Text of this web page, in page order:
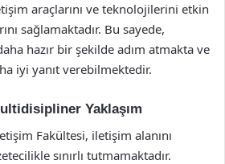
araçlarını ve teknolojilerini etkin
sağlamaktadır. Bu sayede,
hazır bir şekilde adım atmakta ve
iyi yanıt verebilmektedir.
Yaklaşım
Fakültesi, iletişim alanını
sınırlı tutmamaktadır.